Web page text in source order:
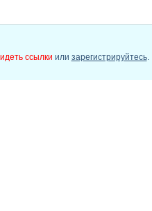
ссылки или зарегистрируйтесь.